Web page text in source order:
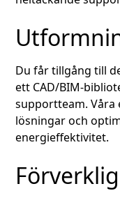
Du får tillgång till
ett CAD/BIM-
supportteam. Våra
lösningar och
energieffektivitet.